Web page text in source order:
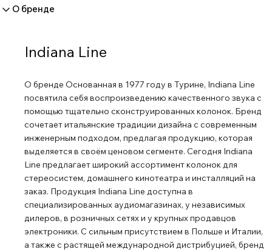
О бренде
Indiana Line
О бренде Основанная в 1977 году в Турине, Indiana Line
посвятила себя воспроизведению качественного звука с
помощью тщательно сконструированных колонок. Бренд
сочетает итальянские традиции дизайна с современным
инженерным подходом, предлагая продукцию, которая
выделяется в своём ценовом сегменте. Сегодня Indiana
Line предлагает широкий ассортимент колонок для
стереосистем, домашнего кинотеатра и инсталляций на
заказ. Продукция Indiana Line доступна в
специализированных аудиомагазинах, у независимых
дилеров, в розничных сетях и у крупных продавцов
электроники. С сильным присутствием в Польше и Италии,
а также с растящей международной дистрибуцией, бренд